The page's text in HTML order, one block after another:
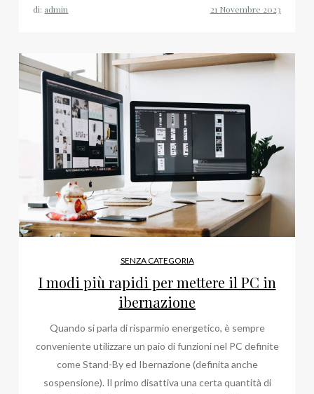
di: admin
SENZA CATEGORIA
I modi più rapidi per mettere il PC in
ibernazione
Quando si parla di risparmio energetico, è sempre
conveniente utilizzare un paio di funzioni nel PC definite
come Stand-By ed Ibernazione (definita anche
sospensione). Il primo disattiva una certa quantità di